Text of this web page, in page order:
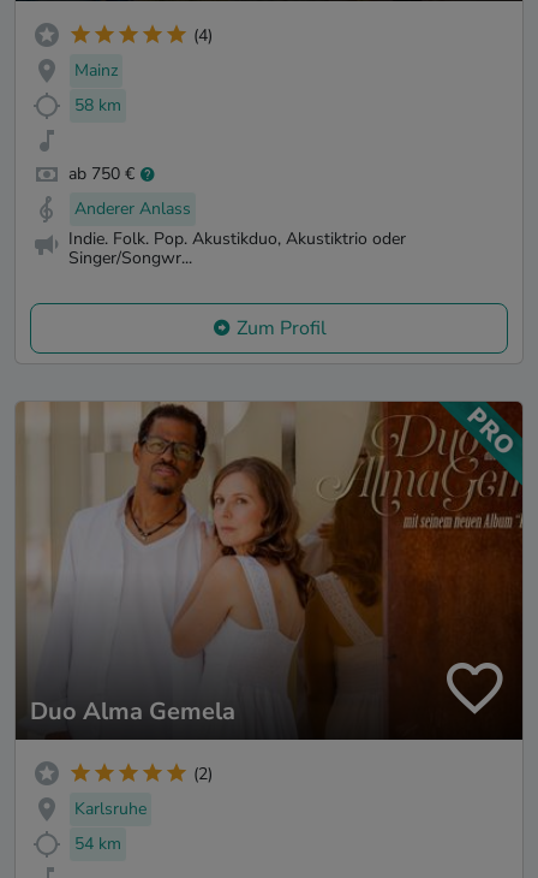
(4)
Mainz
58 km
ab 750 €
Anderer Anlass
Indie. Folk. Pop. Akustikduo, Akustiktrio oder
Singer/Songwr...
Zum Profil
Duo Alma Gemela
(2)
Karlsruhe
54 km